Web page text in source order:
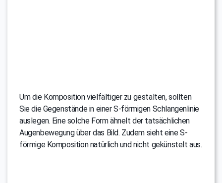
Um die Komposition vielfältiger zu gestalten, sollten
Sie die Gegenstände in einer S-förmigen Schlangenlinie
auslegen. Eine solche Form ähnelt der tatsächlichen
Augenbewegung über das Bild. Zudem sieht eine S-
förmige Komposition natürlich und nicht gekünstelt aus.